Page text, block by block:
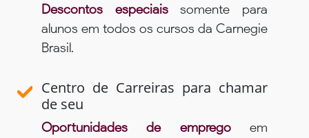
Descontos especiaissomente para
alunos em todos os cursos da Carnegie
Brasil.
Centro de Carreiras para chamar
de seu
Oportunidades de empregoem